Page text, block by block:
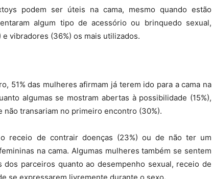
podem ser úteis na cama, mesmo quando estão
algum tipo de acessório ou brinquedo sexual,
vibradores (36%) os mais utilizados.
51% das mulheres afirmam já terem ido para a cama na
algumas se mostram abertas à possibilidade (15%),
transariam no primeiro encontro (30%).
receio de contrair doenças (23%) ou de não ter um
na cama. Algumas mulheres também se sentem
parceiros quanto ao desempenho sexual, receio de